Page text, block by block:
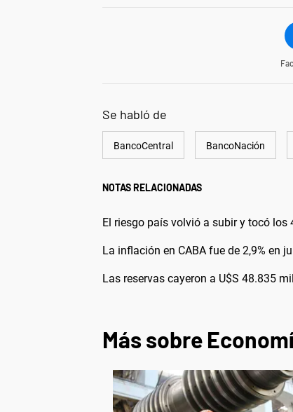
Se habló de
BancoCentral BancoNación
NOTAS RELACIONADAS
El riesgo país volvió a subir y tocó
La inflación en CABA fue de 2,9% en
Las reservas cayeron a U$S 48.835
Más sobre